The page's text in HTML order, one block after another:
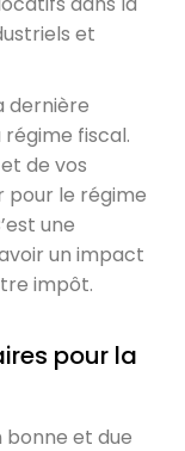
et
dernière
fiscal.
de vos
pour le régime
une
un impact
impôt.
pour la
et due